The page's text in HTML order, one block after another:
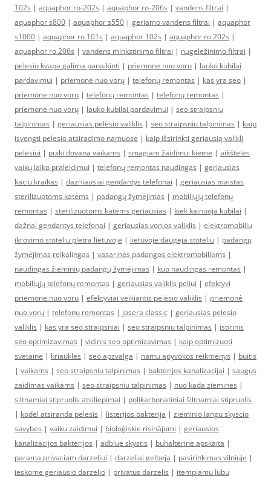
102s | aquaphor ro-202s | aquaphor ro-206s | vandens filtrai |
aquaphor s800 | aquaphor s550 | geriamo vandens filtrai | aquaphor
s1000 | aquaphor ro 101s | aquaphor 102s | aquaphor ro 202s |
aquaphor ro 206s | vandens minkstinimo filtrai | nugeležinimo filtrai |
pelesio kvapa galima panaikinti | priemone nuo voru | lauko kubilai
pardavimui | priemonė nuo vorų | telefonų remontas | kas yra seo |
priemone nuo voru | telefonų remontas | telefonų remontas |
priemonė nuo vorų | lauko kubilai pardavimui | seo straipsniu
talpinimas | geriausias pelėsio valiklis | seo straipsniu talpinimas | kaip
isvengti pelesio atsiradimo namuose | kaip išsirinkti geriausią valiklį
pelėsiui | puiki dovana vaikams | smagiam žaidimui kieme | aikštelės
vaikų laiko praleidimui | telefonų remontas naudingas | geriausias
kaciu kraikas | dazniausiai gendantys telefonai | geriausias maistas
sterilizuotoms katėms | padangų žymėjimas | mobiliųjų telefonų
remontas | sterilizuotoms katėms geriausias | kiek kainuoja kubilai |
dažnai gendantys telefonai | geriausias vonios valiklis | elektromobiliu
ikrovimo stoteliu pletra lietuvoje | lietuvoje daugeja stoteliu | padangų
žymėjimas reikalingas | vasarinės padangos elektromobiliams |
naudingas žieminių padangų žymėjimas | kuo naudingas remontas |
mobiliųjų telefonų remontas | geriausias valiklis peliui | efektyvi
priemone nuo voru | efektyviai veikiantis pelėsio valiklis | priemonė
nuo vorų | telefonų remontas | josera classic | geriausias pelesio
valiklis | kas yra seo straipsniai | seo straipsniu talpinimas | isorinis
seo optimizavimas | vidinis seo optimizavimas | kaip optimizuoti
svetaine | kriaukles | seo apzvalga | namu apyvokos reikmenys | buitis
| vaikams | seo straipsniu talpinimas | bakterijos kanalizacijai | saugus
zaidimas vaikams | seo straipsniu talpinimas | nuo kada ziemines |
siltnamiai stipruolis atsiliepimai | polikarbonatiniai šiltnamiai stipruolis
| kodel atsiranda pelesis | listerijos bakterija | zieminio langu skyscio
savybes | vaiku zaidimui | bioloģiskie risinājumi | geriausios
kanalizacijos bakterijos | adblue skystis | buhalterine apskaita |
parama privaciam darzeliui | darzeliai gelbeja | pasirinkimas vilniuje |
ieskome geriausio darzelio | privatus darzelis | itempiamu lubu